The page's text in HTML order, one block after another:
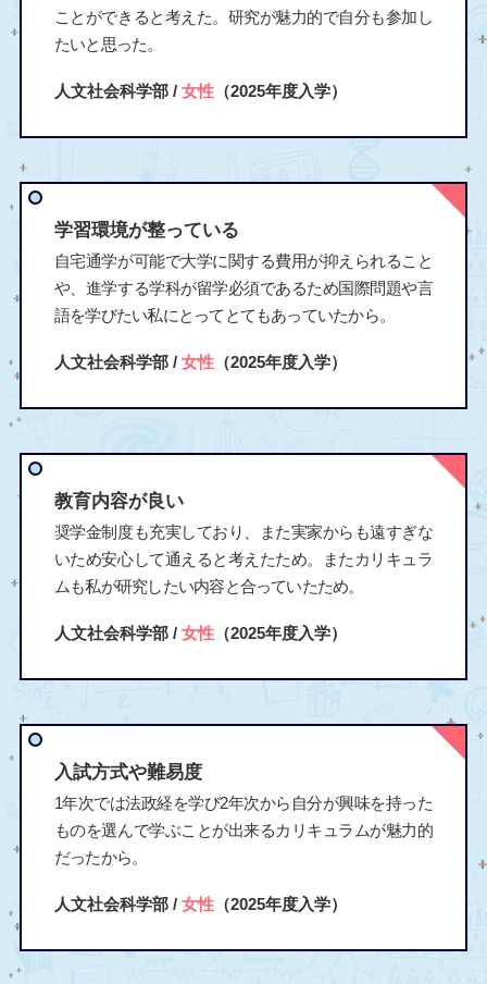
ことができると考えた。研究が魅力的で自分も参加し
たいと思った。
人文社会科学部 / 女性（2025年度入学）
学習環境が整っている
自宅通学が可能で大学に関する費用が抑えられること
や、進学する学科が留学必須であるため国際問題や言
語を学びたい私にとってとてもあっていたから。
人文社会科学部 / 女性（2025年度入学）
教育内容が良い
奨学金制度も充実しており、また実家からも遠すぎな
いため安心して通えると考えたため。またカリキュラ
ムも私が研究したい内容と合っていたため。
人文社会科学部 / 女性（2025年度入学）
入試方式や難易度
1年次では法政経を学び2年次から自分が興味を持った
ものを選んで学ぶことが出来るカリキュラムが魅力的
だったから。
人文社会科学部 / 女性（2025年度入学）